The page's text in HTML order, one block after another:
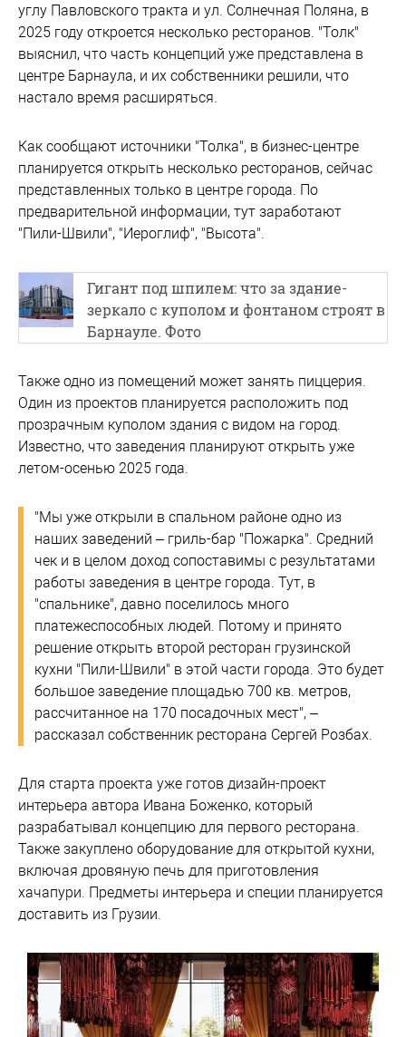
углу Павловского тракта и ул. Солнечная Поляна, в
2025 году откроется несколько ресторанов. "Толк"
выяснил, что часть концепций уже представлена в
центре Барнаула, и их собственники решили, что
настало время расширяться.
Как сообщают источники "Толка", в бизнес-центре
планируется открыть несколько ресторанов, сейчас
представленных только в центре города. По
предварительной информации, тут заработают
"Пили-Швили", "Иероглиф", "Высота".
Гигант под шпилем: что за здание-
зеркало с куполом и фонтаном строят в
Барнауле. Фото
Также одно из помещений может занять пиццерия.
Один из проектов планируется расположить под
прозрачным куполом здания с видом на город.
Известно, что заведения планируют открыть уже
летом-осенью 2025 года.
"Мы уже открыли в спальном районе одно из
наших заведений – гриль-бар "Пожарка". Средний
чек и в целом доход сопоставимы с результатами
работы заведения в центре города. Тут, в
"спальнике", давно поселилось много
платежеспособных людей. Потому и принято
решение открыть второй ресторан грузинской
кухни "Пили-Швили" в этой части города. Это будет
большое заведение площадью 700 кв. метров,
рассчитанное на 170 посадочных мест", –
рассказал собственник ресторана Сергей Розбах.
Для старта проекта уже готов дизайн-проект
интерьера автора Ивана Боженко, который
разрабатывал концепцию для первого ресторана.
Также закуплено оборудование для открытой кухни,
включая дровяную печь для приготовления
хачапури. Предметы интерьера и специи планируется
доставить из Грузии.